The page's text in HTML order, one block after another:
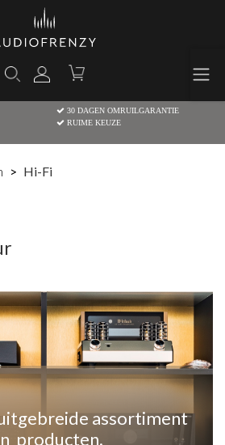
30 DAGEN OMRUILGARANTIE
RUIME KEUZE
Hi-Fi
assortiment
producten.